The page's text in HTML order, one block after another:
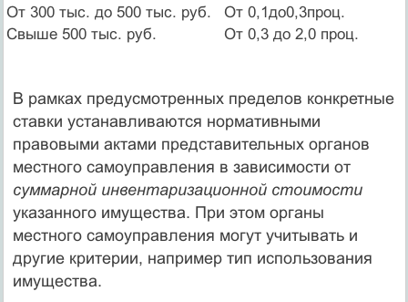
От 300 тыс. до 500 тыс. руб.
От 0,1до0,3проц.
Свыше 500 тыс. руб.
От 0,3 до 2,0 проц.
В рамках предусмотренных пределов конкретные
ставки уста­навливаются нормативными
правовыми актами представитель­ных органов
местного самоуправления в зависимости от
суммар­ной инвентаризационной стоимости
указанного имущества. При этом органы
местного самоуправления могут учитывать и
другие критерии, например тип использования
имущества.